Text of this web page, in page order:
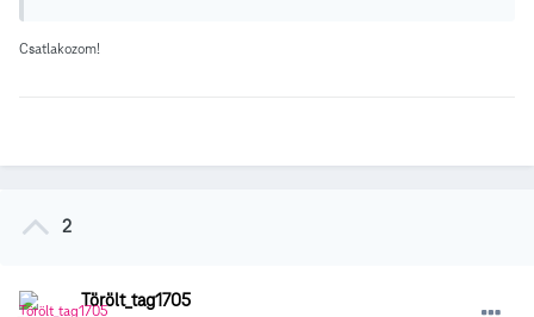
Csatlakozom!
2
Törölt_tag1705